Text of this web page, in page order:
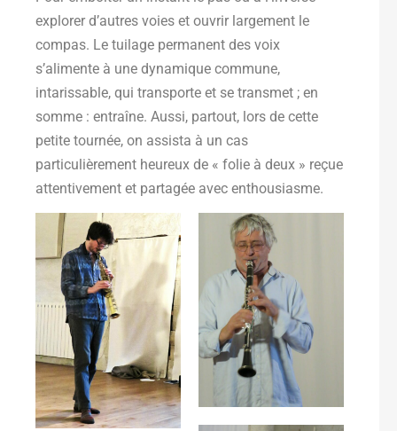
explorer d’autres voies et ouvrir largement le
compas. Le tuilage permanent des voix
s’alimente à une dynamique commune,
intarissable, qui transporte et se transmet ; en
somme : entraîne. Aussi, partout, lors de cette
petite tournée, on assista à un cas
particulièrement heureux de « folie à deux » reçue
attentivement et partagée avec enthousiasme.